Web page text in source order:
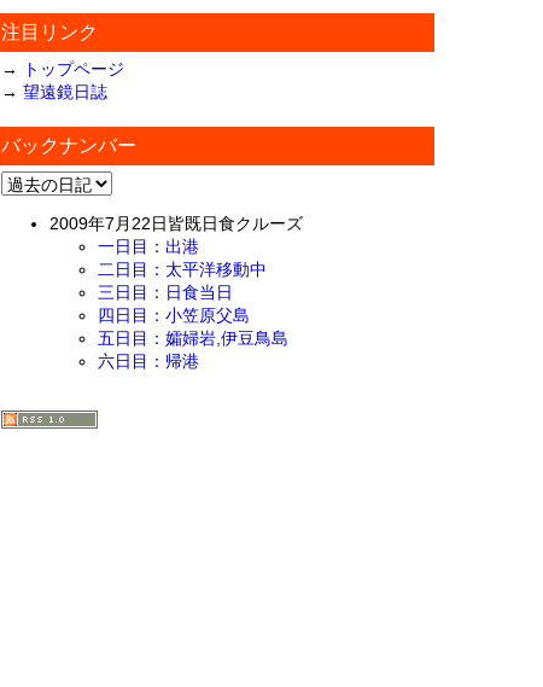
注目リンク
→
トップページ
→望遠鏡日誌
バックナンバー
2009年7月22日皆既日食クルーズ
一日目：出港
二日目：太平洋移動中
三日目：日食当日
四日目：小笠原父島
五日目：孀婦岩,伊豆鳥島
六日目：帰港